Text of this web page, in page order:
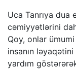
Uca Tanrıya dua
cəmiyyətlərini
Qoy, onlar
insanın
yardım